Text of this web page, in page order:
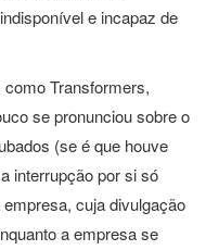
e incapaz de
Transformers,
se pronunciou sobre o
(se é que houve
interrupção por si só
cuja divulgação
a empresa se